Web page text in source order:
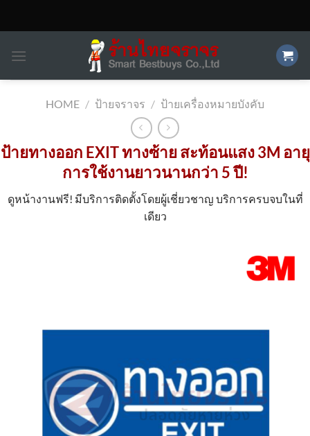
HOME / ป้ายจราจร / ป้ายเครื่องหมายบังคับ
ป้ายทางออก EXIT ทางซ้าย สะท้อนแสง 3M อายุ
การใช้งานยาวนานกว่า 5 ปี!
ดูหน้างานฟรี! มีบริการติดตั้งโดยผู้เชี่ยวชาญ บริการครบจบในที่
เดียว